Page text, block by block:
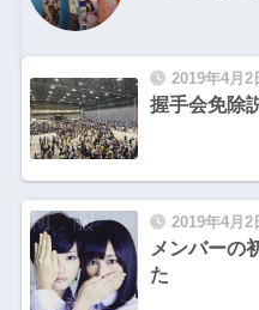
2019年4月2
握手会免除
2019年4月2
メンバーの
た